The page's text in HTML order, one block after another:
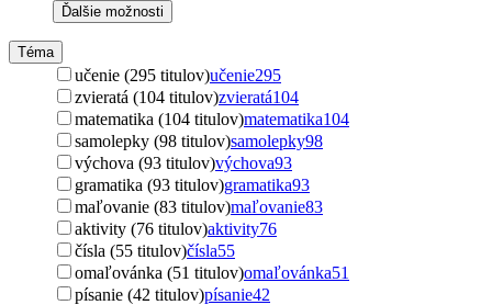
Ďalšie možnosti
Téma
učenie (295 titulov)učenie295
zvieratá (104 titulov)zvieratá104
matematika (104 titulov)matematika104
samolepky (98 titulov)samolepky98
výchova (93 titulov)výchova93
gramatika (93 titulov)gramatika93
maľovanie (83 titulov)maľovanie83
aktivity (76 titulov)aktivity76
čísla (55 titulov)čísla55
omaľovánka (51 titulov)omaľovánka51
písanie (42 titulov)písanie42